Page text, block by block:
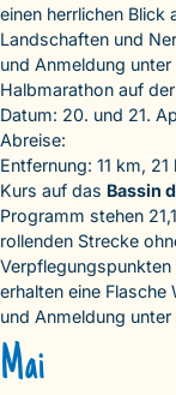
einen herrlichen Blick
Landschaften und
und Anmeldung unter
Halbmarathon auf
Datum: 20. und 21.
Abreise:
Entfernung: 11 km, 21
Kurs auf das Bassin
Programm stehen
rollenden Strecke
Verpflegungspunkten
erhalten eine Flasche
und Anmeldung unter
Mai